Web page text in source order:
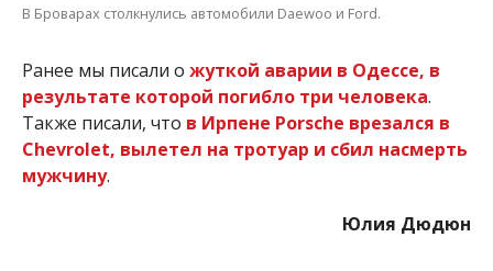
В Броварах столкнулись автомобили Daewoo и Ford.
Ранее мы писали о жуткой аварии в Одессе, в
результате которой погибло три человека.
Также писали, что в Ирпене Porsche врезался в
Сhevrolet, вылетел на тротуар и сбил насмерть
мужчину.
Юлия Дюдюн